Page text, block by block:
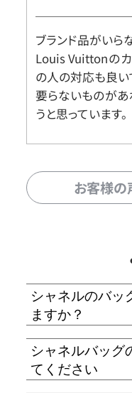
ブランド品がいら
Louis Vuittonの
の人の対応も良い
要らないものがあ
うと思っています。
お客様
シャネルのバッ
ますか？
シャネルバッグ
てください